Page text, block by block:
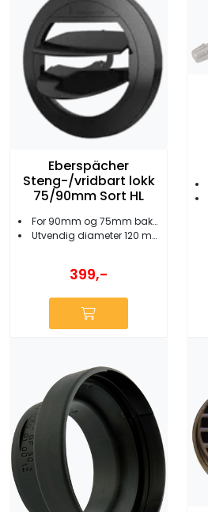
Eberspächer
Steng-/vridbart lokk
75/90mm Sort HL
For 90mm og 75mm bakstykker
Utvendig diameter 120 mm
399,-